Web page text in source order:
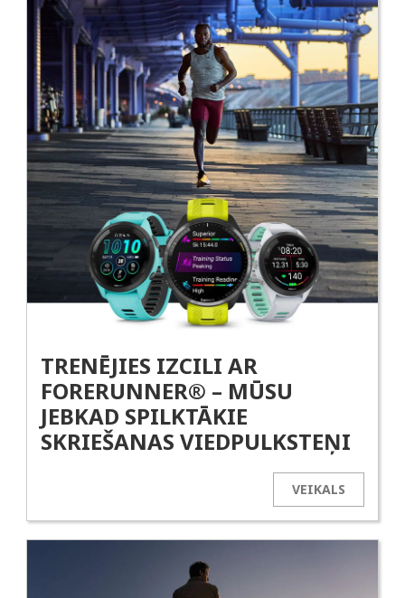
TRENĒJIES IZCILI AR
FORERUNNER® – MŪSU
JEBKAD SPILKTĀKIE
SKRIEŠANAS VIEDPULKSTEŅI
VEIKALS